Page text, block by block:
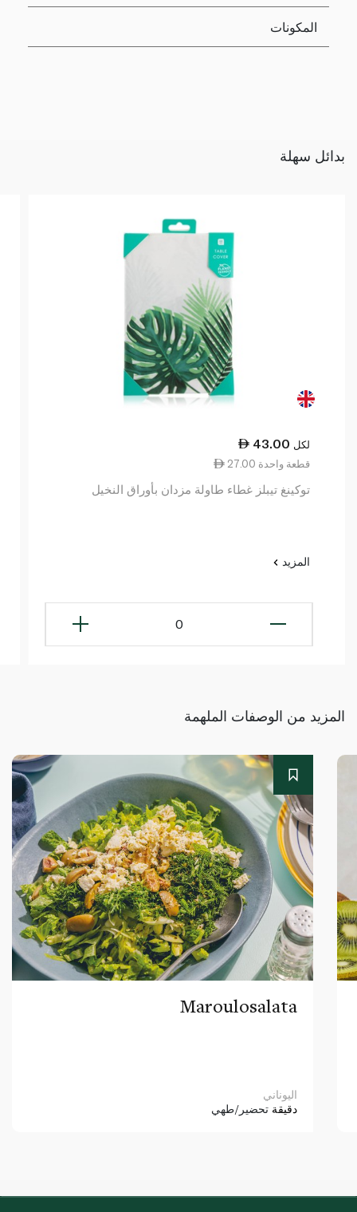
المكونات
بدائل سهلة
43.00 لكل
27.00 قطعة واحدة
توكينغ تيبلز غطاء طاولة مزدان بأوراق النخيل
المزيد
0
المزيد من الوصفات الملهمة
Maroulosalata
اليوناني
دقيقة تحضير/طهي